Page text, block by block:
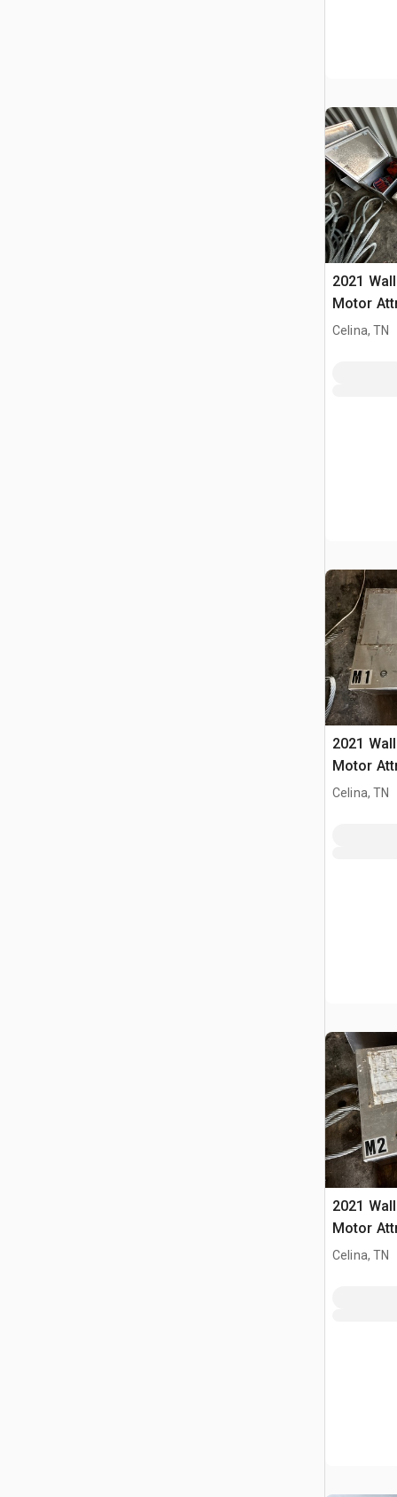
2021
Motor
Celina, TN
2021
Motor
Celina, TN
2021
Motor
Celina, TN